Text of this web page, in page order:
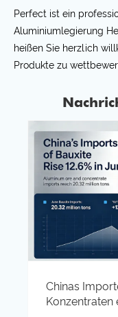
Perfect ist ein
Aluminiumlegierung
heißen Sie herzlich
Produkte zu
Chinas
Konzentraten